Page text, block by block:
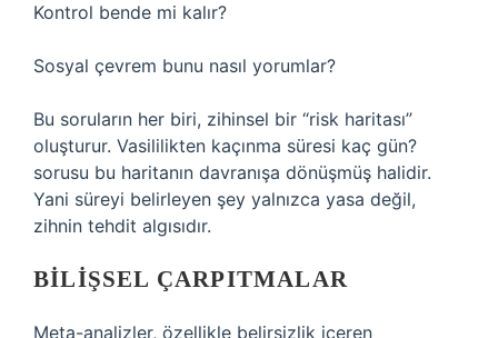
Kontrol bende mi kalır?
Sosyal çevrem bunu nasıl yorumlar?
Bu soruların her biri, zihinsel bir “risk haritası”
oluşturur. Vasililikten kaçınma süresi kaç gün?
sorusu bu haritanın davranışa dönüşmüş halidir.
Yani süreyi belirleyen şey yalnızca yasa değil,
zihnin tehdit algısıdır.
BILIŞSEL ÇARPITMALAR
Meta-analizler, özellikle belirsizlik içeren